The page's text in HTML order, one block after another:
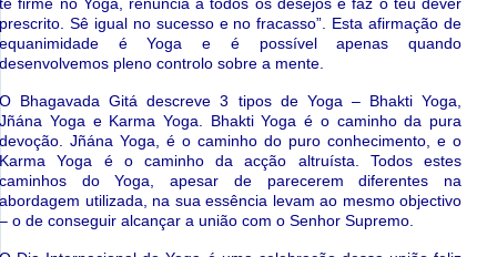
prescrito. Sê igual no sucesso e no fracasso” . Esta afirmação de
equanimidade é Yoga e é possível apenas quando
desenvolvemos pleno controlo sobre a mente.
O Bhagavada Gitá descreve 3 tipos de Yoga – Bhakti Yoga,
Jñána Yoga e Karma Yoga. Bhakti Yogaé o caminho da pura
devoção. Jñána Yoga,é o caminho do puro conhecimento, e o
Karma Yoga é o caminho da acção altruísta. Todos estes
caminhos do Yoga, apesar de parecerem diferentes na
abordagem utilizada, na sua essência levam ao mesmo objectivo
– o de conseguir alcançar a união com o Senhor Supremo.